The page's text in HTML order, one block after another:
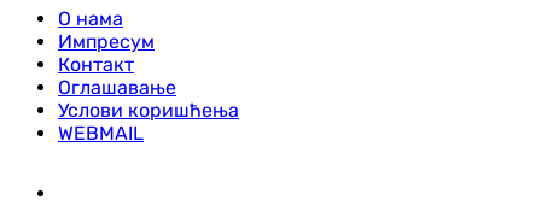
О нама
Импресум
Контакт
Оглашавање
Услови коришћења
WEBMAIL